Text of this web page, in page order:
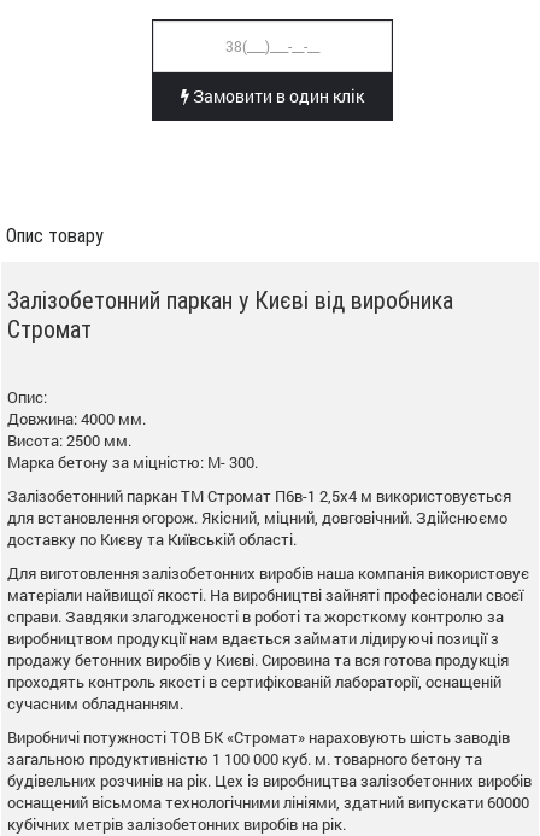
Замовити в один клік
Опис товару
Залізобетонний паркан у Києві від виробника
Стромат
Опис:
Довжина: 4000 мм.
Висота: 2500 мм.
Марка бетону за міцністю: М- 300.
Залізобетонний паркан ТМ Стромат П6в-1 2,5х4 м використовується
для встановлення огорож. Якісний, міцний, довговічний. Здійснюємо
доставку по Києву та Київській області.
Для виготовлення залізобетонних виробів наша компанія використовує
матеріали найвищої якості. На виробництві зайняті професіонали своєї
справи. Завдяки злагодженості в роботі та жорсткому контролю за
виробництвом продукції нам вдається займати лідируючі позиції з
продажу бетонних виробів у Києві. Сировина та вся готова продукція
проходять контроль якості в сертифікованій лабораторії, оснащеній
сучасним обладнанням.
Виробничі потужності ТОВ БК «Стромат» нараховують шість заводів
загальною продуктивністю 1 100 000 куб. м. товарного бетону та
будівельних розчинів на рік. Цех із виробництва залізобетонних виробів
оснащений вісьмома технологічними лініями, здатний випускати 60000
кубічних метрів залізобетонних виробів на рік.